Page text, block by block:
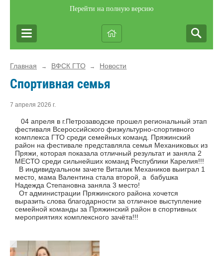
Перейти на полную версию
Главная → ВФСК ГТО → Новости
Спортивная семья
7 апреля 2026 г.
04 апреля в г.Петрозаводске прошел региональный этап
фестиваля Всероссийского физкультурно-спортивного
комплекса ГТО среди семейных команд. Пряжинский
район на фестивале представляла семья Механиковых из
Пряжи, которая показала отличный результат и заняла 2
МЕСТО среди сильнейших команд Республики Карелия!!!
В индивидуальном зачете Виталик Механиков выиграл 1
место, мама Валентина стала второй, а бабушка
Надежда Степановна заняла 3 место!
От администрации Пряжинского района хочется
выразить слова благодарности за отличное выступление
семейной команды за Пряжинский район в спортивных
мероприятиях комплексного зачёта!!!